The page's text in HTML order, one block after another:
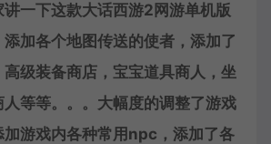
一下这款大话西游2网游单机版
加各个地图传送的使者，添加了
级装备商店，宝宝道具商人，坐
等等。。。大幅度的调整了游戏
加游戏内各种常用npc，添加了各